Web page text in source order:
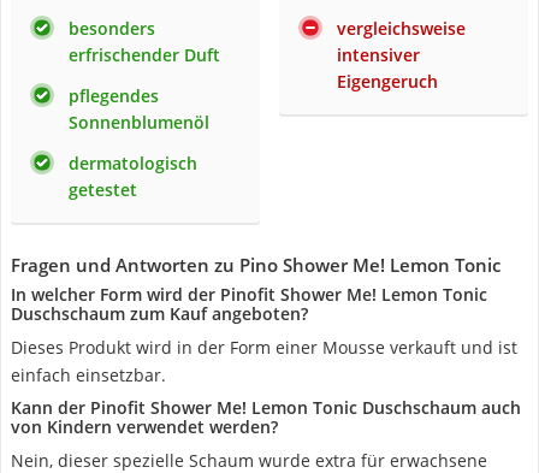
besonders
erfrischender Duft
pflegendes
Sonnenblumenöl
dermatologisch
getestet
vergleichsweise
intensiver
Eigengeruch
Fragen und Antworten zu Pino Shower Me! Lemon Tonic
In welcher Form wird der Pinofit Shower Me! Lemon Tonic
Duschschaum zum Kauf angeboten?
Dieses Produkt wird in der Form einer Mousse verkauft und ist
einfach einsetzbar.
Kann der Pinofit Shower Me! Lemon Tonic Duschschaum auch
von Kindern verwendet werden?
Nein, dieser spezielle Schaum wurde extra für erwachsene